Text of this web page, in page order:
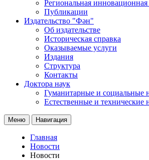
Региональная
Публикации
Издательство "Фән"
Об издательстве
Историческая справка
Оказываемые услуги
Издания
Структура
Контакты
Доктора наук
Гуманитарные и социальные
Естественные и технические
Меню Навигация
Главная
Новости
Новости